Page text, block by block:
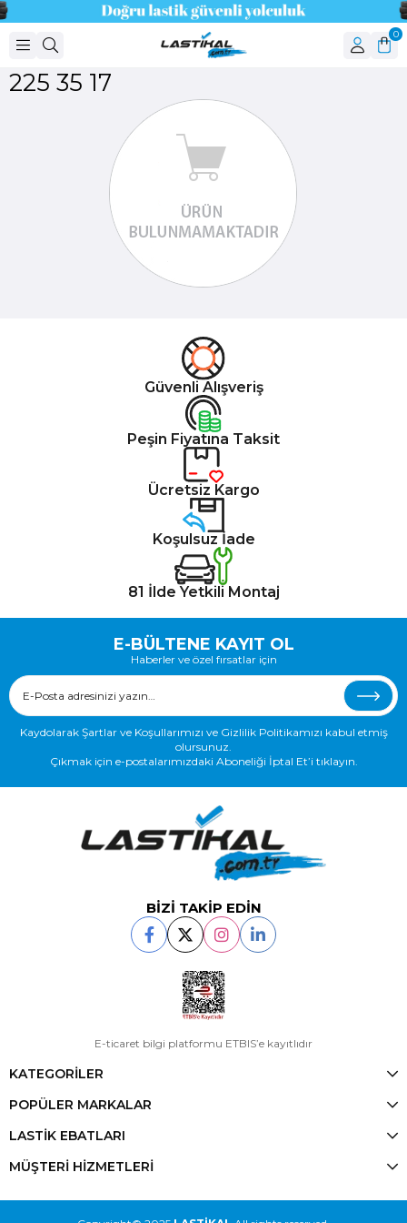
0
225 35 17
Güvenli Alışveriş
Peşin Fiyatına Taksit
Ücretsiz Kargo
Koşulsuz İade
81 İlde Yetkili Montaj
E-BÜLTENE KAYIT OL
Haberler ve özel fırsatlar için
Kaydolarak Şartlar ve Koşullarımızı ve Gizlilik Politikamızı kabul etmiş
olursunuz.
Çıkmak için e-postalarımızdaki Aboneliği İptal Et’i tıklayın.
BİZİ TAKİP EDİN
E-ticaret bilgi platformu ETBIS’e kayıtlıdır
KATEGORİLER
POPÜLER MARKALAR
LASTİK EBATLARI
MÜŞTERİ HİZMETLERİ